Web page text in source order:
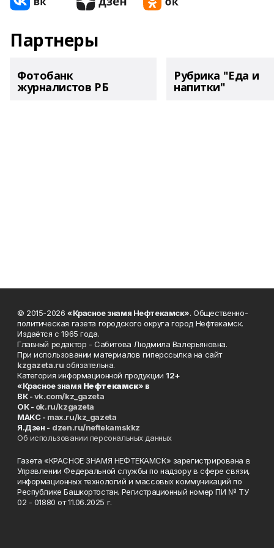
Партнеры
Фотобанк
журналистов РБ
Рубрика "Еда и
напитки"
© 2015-2026 «Красное знамя Нефтекамск». Общественно-
политическая газета городского округа город Нефтекамск.
Издаётся с 1965 года.
Главный редактор - Сабитова Людмила Валерьяновна.
При использовании материалов гиперссылка на сайт
kzgazeta.ru обязательна.
Категория информационной продукции 12+
«Красное знамя Нефтекамск» в
ВК -vk.com/kz_gazeta
ОК - ok.ru/kzgazeta
MAKC - max.ru/kz_gazeta
Я.Дзен - dzen.ru/neftekamskkz
Об использовании персональных данных
Газета «КРАСНОЕ ЗНАМЯ НЕФТЕКАМСК» зарегистрирована в
Управлении Федеральной службы по надзору в сфере связи,
информационных технологий и массовых коммуникаций по
Республике Башкортостан. Регистрационный номер ПИ № ТУ
02 - 01880 от 11.06.2025 г.